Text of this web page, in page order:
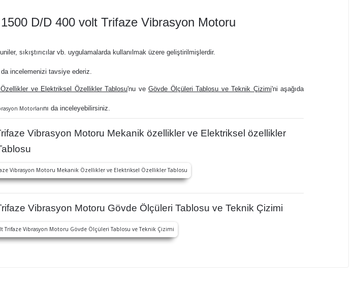
D/D 400 volt Trifaze Vibrasyon Motoru
sıkıştırıcılar vb. uygulamalarda kullanılmak üzere geliştirilmişlerdir.
incelemenizi tavsiye ederiz.
ve Elektriksel Özellikler Tablosu'nu ve Gövde Ölçüleri Tablosu ve Teknik Çizimi'ni aşağıda
Motorlarını da inceleyebilirsiniz.
Vibrasyon Motoru Mekanik özellikler ve Elektriksel özellikler
Vibrasyon Motoru Gövde Ölçüleri Tablosu ve Teknik Çizimi